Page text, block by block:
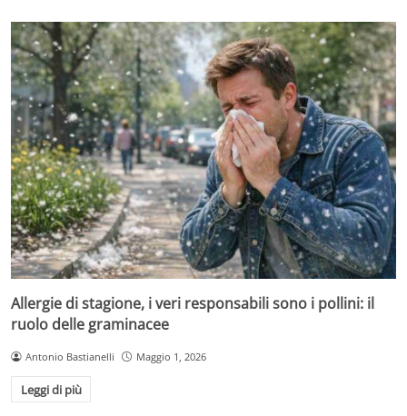
Allergie di stagione, i veri responsabili sono i pollini: il
ruolo delle graminacee
Antonio Bastianelli Maggio 1, 2026
Leggi di più